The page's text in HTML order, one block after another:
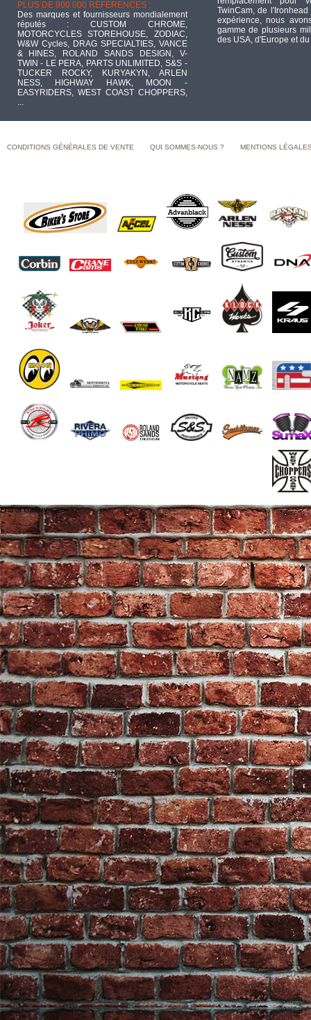
PLUS DE 900 000 RÉFÉRENCES :
Des marques et fournisseurs mondialement
réputés : CUSTOM CHROME,
MOTORCYCLES STOREHOUSE, ZODIAC,
W&W Cycles, DRAG SPECIALTIES, VANCE
& HINES, ROLAND SANDS DESIGN, V-
TWIN - LE PERA, PARTS UNLIMITED, S&S -
TUCKER ROCKY, KURYAKYN, ARLEN
NESS, HIGHWAY HAWK, MOON -
EASYRIDERS, WEST COAST CHOPPERS,
...
TwinCam, de
expérience, nous
gamme de plusieurs
des USA, d'Europe et
CONDITIONS GÉNÉRALES DE VENTE QUI SOMMES-NOUS ? MENTIONS
End of Gallery